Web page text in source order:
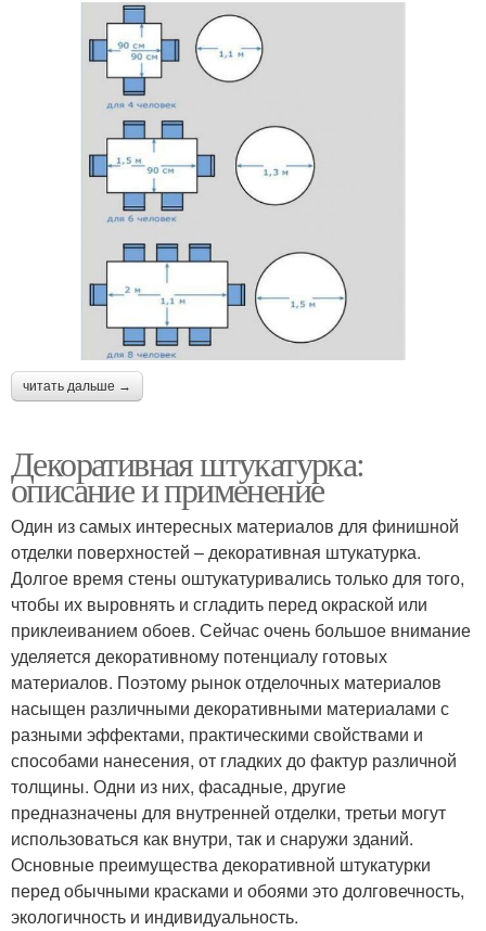
читать дальше →
Декоративная штукатурка:
описание и применение
Один из самых интересных материалов для финишной
отделки поверхностей – декоративная штукатурка.
Долгое время стены оштукатуривались только для того,
чтобы их выровнять и сгладить перед окраской или
приклеиванием обоев. Сейчас очень большое внимание
уделяется декоративному потенциалу готовых
материалов. Поэтому рынок отделочных материалов
насыщен различными декоративными материалами с
разными эффектами, практическими свойствами и
способами нанесения, от гладких до фактур различной
толщины. Одни из них, фасадные, другие
предназначены для внутренней отделки, третьи могут
использоваться как внутри, так и снаружи зданий.
Основные преимущества декоративной штукатурки
перед обычными красками и обоями это долговечность,
экологичность и индивидуальность.